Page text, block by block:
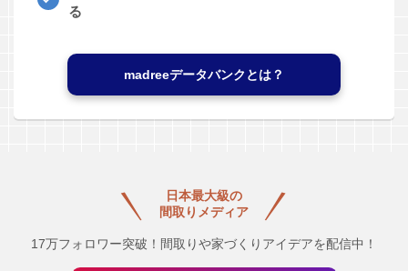
る
madreeデータバンクとは？
日本最大級の
間取りメディア
17万フォロワー突破！間取りや家づくりアイデアを配信中！